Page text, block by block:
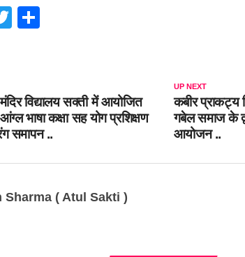
Twitter
UP NEXT
कबीर
गबेल समाज के
आयोजन ..
विद्यालय सक्ती में आयोजित
भाषा कक्षा सह योग प्रशिक्षण
समापन ..
Sharma ( Atul Sakti )